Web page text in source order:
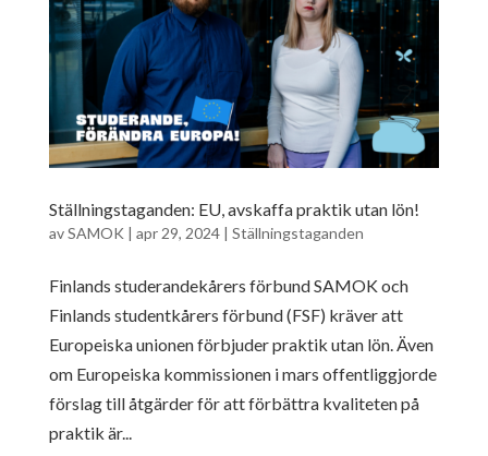
Ställningstaganden: EU, avskaffa praktik utan lön!
avSAMOK | apr 29, 2024| Ställningstaganden
Finlands studerandekårers förbund SAMOK och
Finlands studentkårers förbund (FSF) kräver att
Europeiska unionen förbjuder praktik utan lön. Även
om Europeiska kommissionen i mars offentliggjorde
förslag till åtgärder för att förbättra kvaliteten på
praktik är...